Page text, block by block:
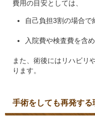
費用の目安としては、
自己負担3割の場合
入院費や検査費を含
また、術後にはリハビリ
ります。
手術をしても再発する